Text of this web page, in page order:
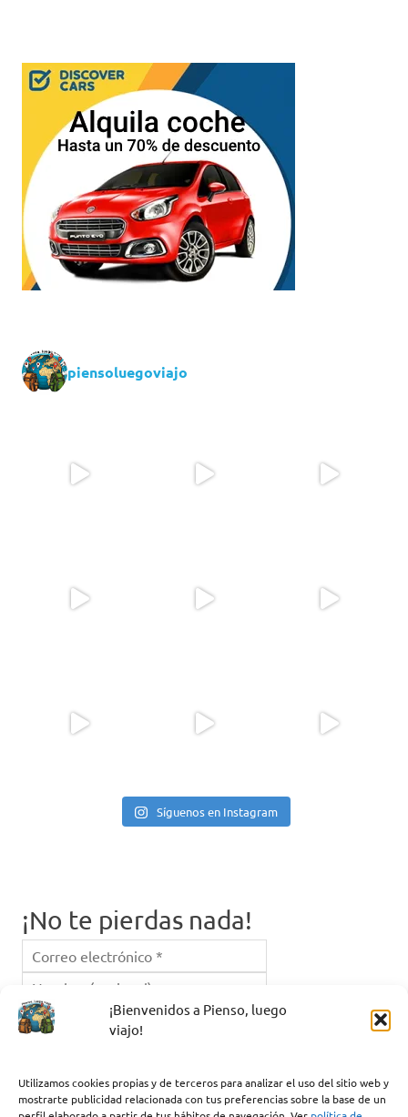
¡Bienvenidos a Pienso, luego
viajo!
Utilizamos cookies propias y de terceros para analizar el uso del sitio web y
mostrarte publicidad relacionada con tus preferencias sobre la base de un
piensoluegoviajo
Síguenos en Instagram
¡No te pierdas nada!
Instagram
Facebook
Correo electrónico